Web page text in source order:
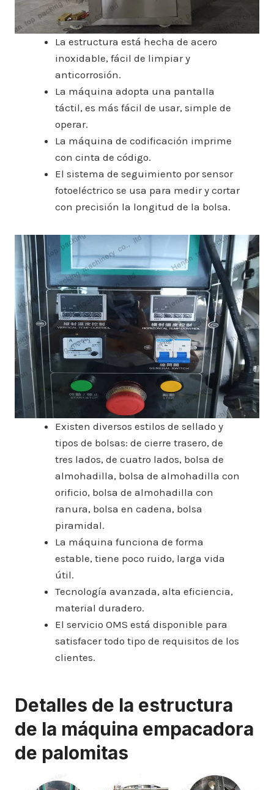
La estructura está hecha de acero
inoxidable, fácil de limpiar y
anticorrosión.
La máquina adopta una pantalla
táctil, es más fácil de usar, simple de
operar.
La máquina de codificación imprime
con cinta de código.
El sistema de seguimiento por sensor
fotoeléctrico se usa para medir y cortar
con precisión la longitud de la bolsa.
Existen diversos estilos de sellado y
tipos de bolsas: de cierre trasero, de
tres lados, de cuatro lados, bolsa de
almohadilla, bolsa de almohadilla con
orificio, bolsa de almohadilla con
ranura, bolsa en cadena, bolsa
piramidal.
La máquina funciona de forma
estable, tiene poco ruido, larga vida
útil.
Tecnología avanzada, alta eficiencia,
material duradero.
El servicio OMS está disponible para
satisfacer todo tipo de requisitos de los
clientes.
Detalles de la estructura
de la máquina empacadora
de palomitas